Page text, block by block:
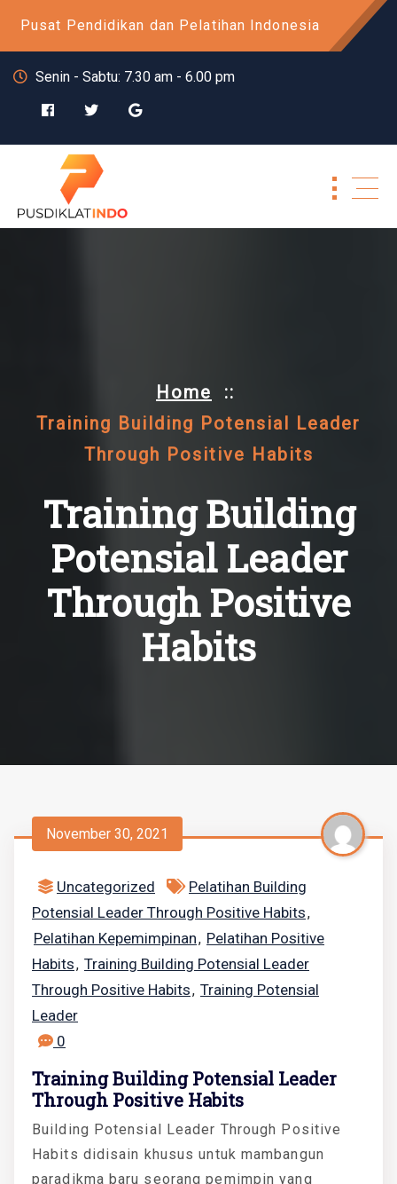
Pusat Pendidikan dan Pelatihan Indonesia
Senin - Sabtu: 7.30 am - 6.00 pm
Home ::
Training Building Potensial Leader
Through Positive Habits
Training Building
Potensial Leader
Through Positive
Habits
November 30, 2021
Uncategorized
Pelatihan Building
Potensial Leader Through Positive Habits,
Pelatihan Kepemimpinan, Pelatihan Positive
Habits, Training Building Potensial Leader
Through Positive Habits, Training Potensial
Leader
0
Training Building Potensial Leader
Through Positive Habits
Building Potensial Leader Through Positive
Habits didisain khusus untuk mambangun
paradikma baru seorang pemimpin yang